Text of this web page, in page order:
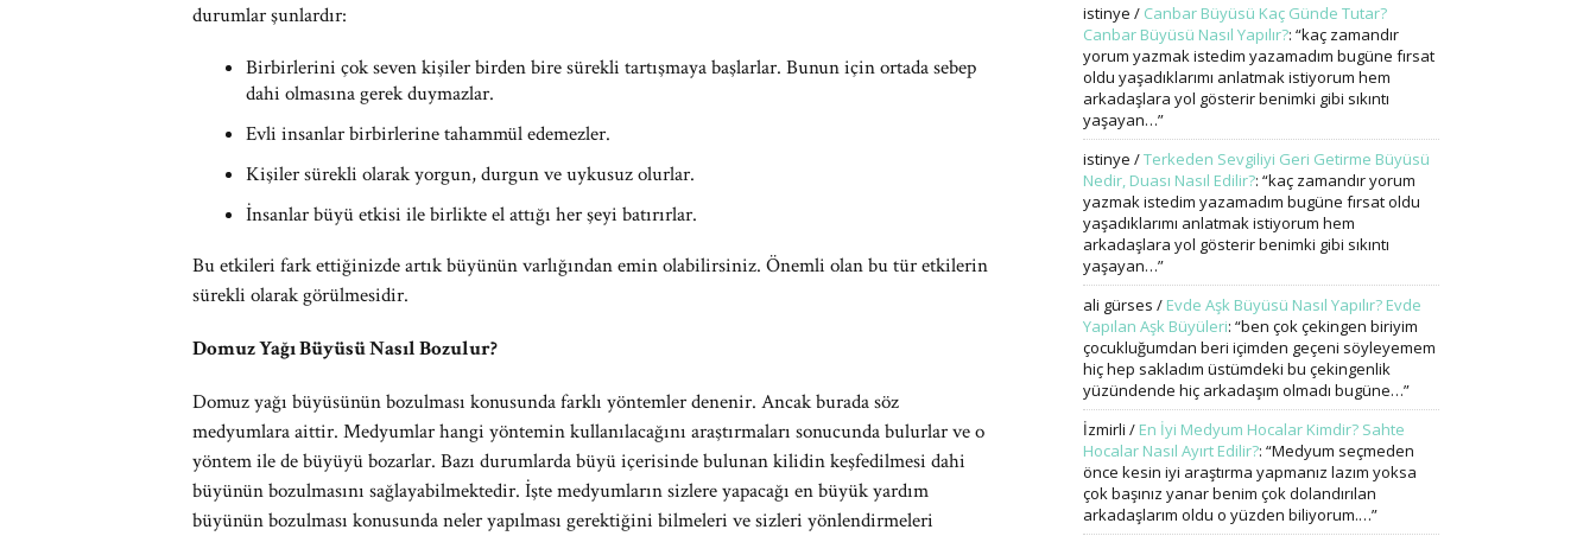
durumlar şunlardır:
Birbirlerini çok seven kişiler birden bire sürekli tartışmaya başlarlar. Bunun için ortada sebep
dahi olmasına gerek duymazlar.
Evli insanlar birbirlerine tahammül edemezler.
Kişiler sürekli olarak yorgun, durgun ve uykusuz olurlar.
İnsanlar büyü etkisi ile birlikte el attığı her şeyi batırırlar.
Bu etkileri fark ettiğinizde artık büyünün varlığından emin olabilirsiniz. Önemli olan bu tür etkilerin
sürekli olarak görülmesidir.
Domuz Yağı Büyüsü Nasıl Bozulur?
Domuz yağı büyüsünün bozulması konusunda farklı yöntemler denenir. Ancak burada söz
medyumlara aittir. Medyumlar hangi yöntemin kullanılacağını araştırmaları sonucunda bulurlar ve o
yöntem ile de büyüyü bozarlar. Bazı durumlarda büyü içerisinde bulunan kilidin keşfedilmesi dahi
büyünün bozulmasını sağlayabilmektedir. İşte medyumların sizlere yapacağı en büyük yardım
büyünün bozulması konusunda neler yapılması gerektiğini bilmeleri ve sizleri yönlendirmeleri
istinye / Canbar Büyüsü Kaç Günde Tutar?
Canbar Büyüsü Nasıl Yapılır?: “kaç zamandır
yorum yazmak istedim yazamadım bugüne fırsat
oldu yaşadıklarımı anlatmak istiyorum hem
arkadaşlara yol gösterir benimki gibi sıkıntı
yaşayan…”
istinye /Terkeden Sevgiliyi Geri Getirme Büyüsü
Nedir, Duası Nasıl Edilir?: “kaç zamandır yorum
yazmak istedim yazamadım bugüne fırsat oldu
yaşadıklarımı anlatmak istiyorum hem
arkadaşlara yol gösterir benimki gibi sıkıntı
yaşayan…”
ali gürses / Evde Aşk Büyüsü Nasıl Yapılır? Evde
Yapılan Aşk Büyüleri: “ben çok çekingen biriyim
çocukluğumdan beri içimden geçeni söyleyemem
hiç hep sakladım üstümdeki bu çekingenlik
yüzündende hiç arkadaşım olmadı bugüne…”
İzmirli / En İyi Medyum Hocalar Kimdir? Sahte
Hocalar Nasıl Ayırt Edilir?: “Medyum seçmeden
önce kesin iyi araştırma yapmanız lazım yoksa
çok başınız yanar benim çok dolandırılan
arkadaşlarım oldu o yüzden biliyorum.…”